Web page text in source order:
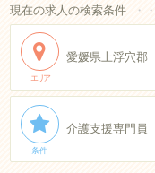
現在の求人の検索条件 ・
エリア
愛媛県上浮穴郡
条件
介護支援専門員